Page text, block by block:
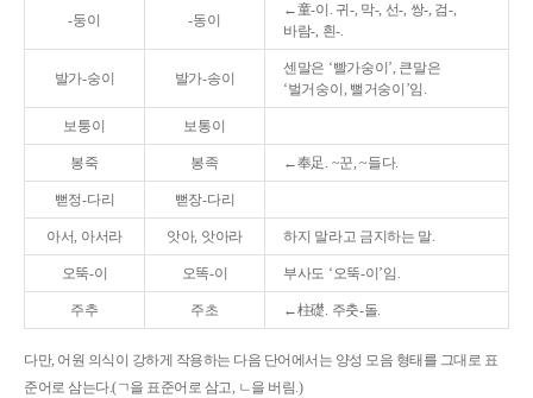
-둥이 -동이
←童-이. 귀-, 막-, 선-, 쌍-, 검-,
바람-, 흰-.
발가-숭이 발가-송이
센말은 ‘빨가숭이’, 큰말은
‘벌거숭이, 뻘거숭이’임.
보퉁이 보통이
봉죽 봉족 ←奉足. ~꾼, ~들다.
뻗정-다리 뻗장-다리
아서, 아서라 앗아, 앗아라 하지 말라고 금지하는 말.
오뚝-이 오똑-이 부사도 ‘오뚝-이’임.
주추 주초 ←柱礎. 주춧-돌.
다만, 어원 의식이 강하게 작용하는 다음 단어에서는 양성 모음 형태를 그대로 표
준어로 삼는다.(ㄱ을 표준어로 삼고, ㄴ을 버림.)